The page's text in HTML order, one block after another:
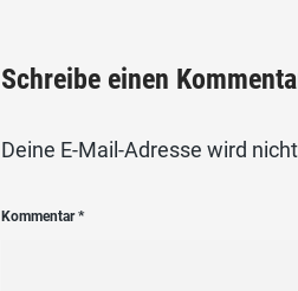
Schreibe einen
Deine E-Mail-Adresse wird
Kommentar*